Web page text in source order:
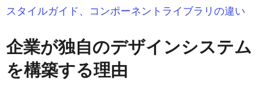
デザインシステムを最大限に活用す
る：UXPin Merge のやり方
どのデザインシステムの例がお好きで
すか？
スタイルガイド、コンポーネントライブラリの違い
企業が独自のデザインシステム
を構築する理由